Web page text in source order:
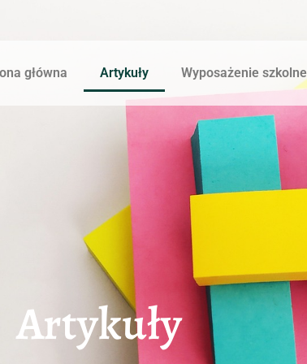
główna Artykuły Wyposażenie szkolne
Artykuły